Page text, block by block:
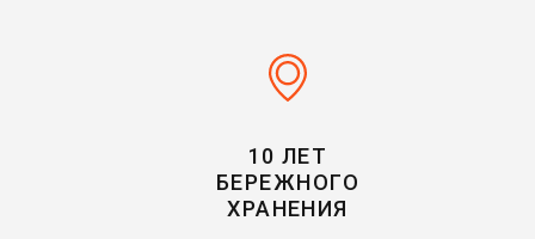
10 ЛЕТ
БЕРЕЖНОГО
ХРАНЕНИЯ